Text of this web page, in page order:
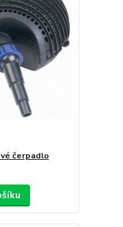
čerpadlo